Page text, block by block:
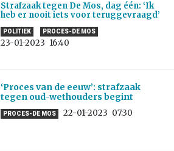
Strafzaak tegen De Mos, dag één: ‘Ik
heb er nooit iets voor teruggevraagd’
POLITIEK PROCES-DE MOS
23-01-2023 16:40
‘Proces van de eeuw’: strafzaak
tegen oud-wethouders begint
PROCES-DE MOS 22-01-2023 07:30